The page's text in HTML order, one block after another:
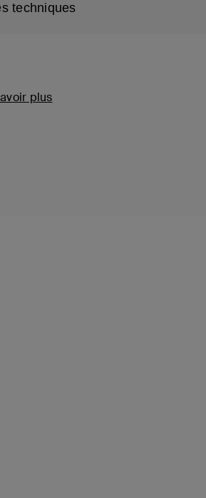
techniques
plus